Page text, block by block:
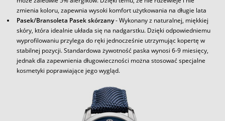
zmienia koloru, zapewnia wysoki komfort użytkowania na długie lata
Pasek/Bransoleta Pasek skórzany- Wykonany z naturalnej, miękkiej
skóry, która idealnie układa się na nadgarstku. Dzięki odpowiedniemu
wyprofilowaniu przylega do ręki jednocześnie utrzymując kopertę w
stabilnej pozycji. Standardowa żywotność paska wynosi 6-9 miesięcy,
jednak dla zapewnienia długowieczności można stosować specjalne
kosmetyki poprawiające jego wygląd.